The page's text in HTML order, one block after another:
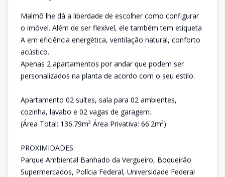
Malmõ lhe dá a liberdade de escolher como configurar
o imóvel. Além de ser flexível, ele também tem etiqueta
A em eficiência energética, ventilação natural, conforto
acústico.
Apenas 2 apartamentos por andar que podem ser
personalizados na planta de acordo com o seu estilo.
Apartamento 02 suítes, sala para 02 ambientes,
cozinha, lavabo e 02 vagas de garagem.
(Área Total: 136.79m² Área Privativa: 66.2m²)
PROXIMIDADES:
Parque Ambiental Banhado da Vergueiro, Boqueirão
Supermercados, Polícia Federal, Universidade Federal